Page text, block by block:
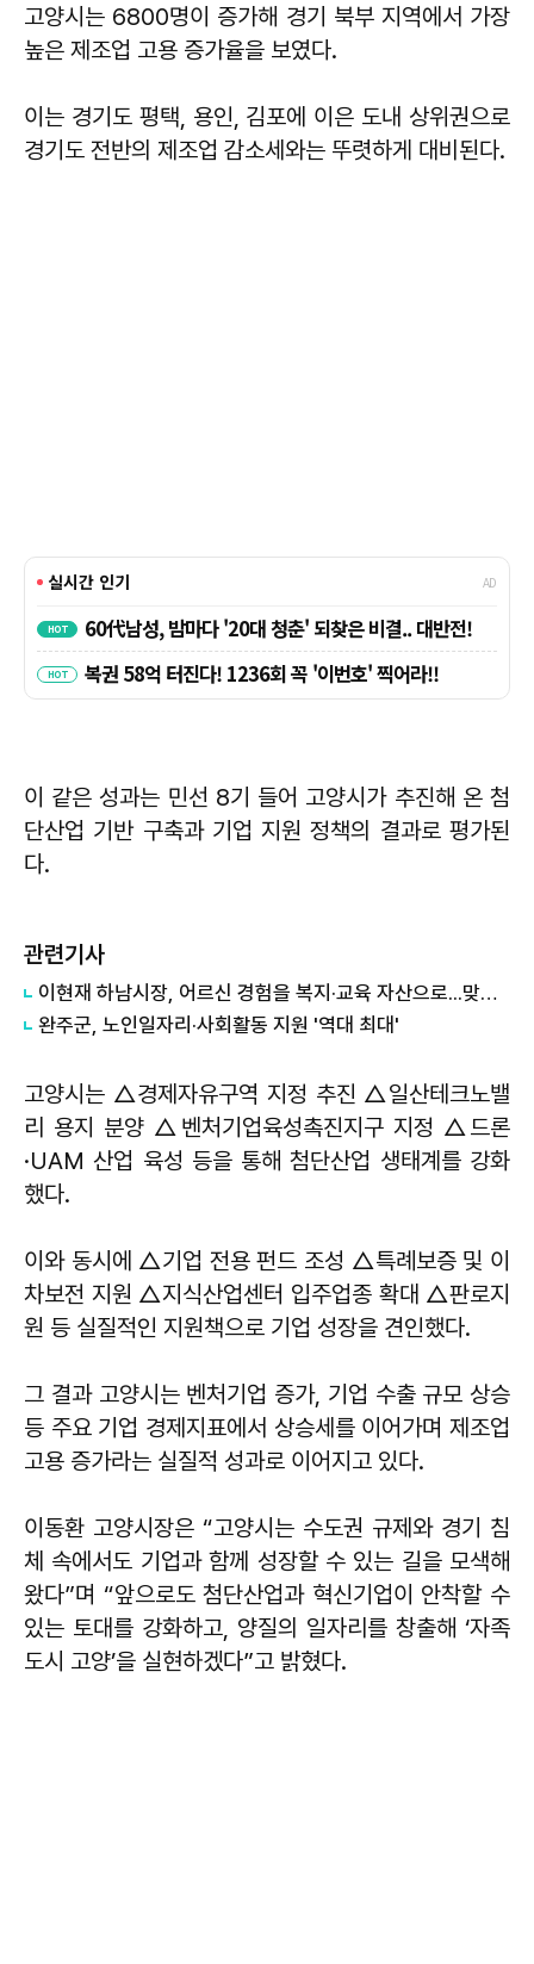
고양시는 6800명이 증가해 경기 북부 지역에서 가장
높은 제조업 고용 증가율을 보였다.
이는 경기도 평택, 용인, 김포에 이은 도내 상위권으로
경기도 전반의 제조업 감소세와는 뚜렷하게 대비된다.
이 같은 성과는 민선 8기 들어 고양시가 추진해 온 첨
단산업 기반 구축과 기업 지원 정책의 결과로 평가된
다.
관련기사
이현재 하남시장, 어르신 경험을 복지·교육 자산으로...맞춤형 일자리 고도화
완주군, 노인일자리·사회활동 지원 '역대 최대'
고양시는 △경제자유구역 지정 추진 △일산테크노밸
리 용지 분양 △벤처기업육성촉진지구 지정 △드론
·UAM 산업 육성 등을 통해 첨단산업 생태계를 강화
했다.
이와 동시에 △기업 전용 펀드 조성 △특례보증 및 이
차보전 지원 △지식산업센터 입주업종 확대 △판로지
원 등 실질적인 지원책으로 기업 성장을 견인했다.
그 결과 고양시는 벤처기업 증가, 기업 수출 규모 상승
등 주요 기업 경제지표에서 상승세를 이어가며 제조업
고용 증가라는 실질적 성과로 이어지고 있다.
이동환 고양시장은 “고양시는 수도권 규제와 경기 침
체 속에서도 기업과 함께 성장할 수 있는 길을 모색해
왔다”며 “앞으로도 첨단산업과 혁신기업이 안착할 수
있는 토대를 강화하고, 양질의 일자리를 창출해 ‘자족
도시 고양’을 실현하겠다”고 밝혔다.